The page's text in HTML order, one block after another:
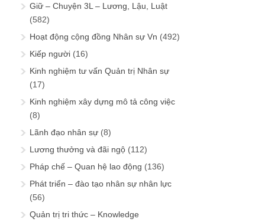
Giữ – Chuyện 3L – Lương, Lậu, Luật
(582)
Hoạt động cộng đồng Nhân sự Vn (492)
Kiếp người (16)
Kinh nghiệm tư vấn Quản trị Nhân sự
(17)
Kinh nghiệm xây dựng mô tả công việc
(8)
Lãnh đạo nhân sự (8)
Lương thưởng và đãi ngộ (112)
Pháp chế – Quan hệ lao động (136)
Phát triển – đào tạo nhân sự nhân lực
(56)
Quản trị tri thức – Knowledge